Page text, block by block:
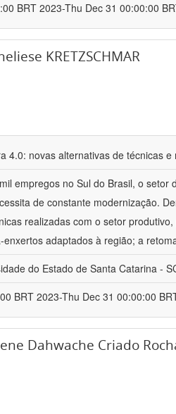
BRT 2023-Thu Dec 31 00:00:00
KRETZSCHMAR
4.0: novas alternativas de técnicas
empregos no Sul do Brasil, o
de constante modernização.
realizadas com o setor
adaptados à região; a
do Estado de Santa Catarina -
BRT 2023-Thu Dec 31 00:00:00
Dahwache Criado